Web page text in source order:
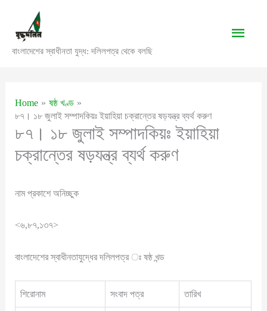
content
বাংলাদেশের স্বাধীনতা যুদ্ধ: দলিলপত্র থেকে বলছি
Main
Home
ষষ্ঠ খণ্ড
৮৭। ১৮ জুলাই সম্পাদকিয়ঃ ইয়াহিয়া চক্রান্তের ষড়যন্ত্র ব্যর্থ করুণ
৮৭। ১৮ জুলাই সম্পাদকিয়ঃ ইয়াহিয়া
চক্রান্তের ষড়যন্ত্র ব্যর্থ করুণ
নাম প্রকাশে অনিচ্ছুক
<৬,৮৭,১৩৭>
বাংলাদেশের স্বাধীনতাযুদ্ধের দলিলপত্র ঃ ষষ্ঠ খন্ড
শিরোনাম সংবাদ পত্র তারিখ